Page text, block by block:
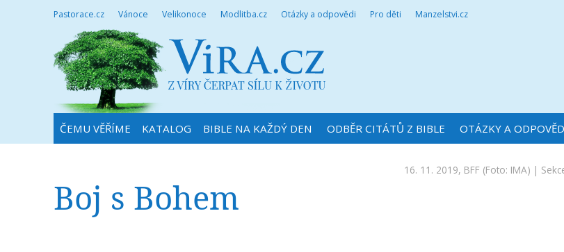
Pastorace.cz Vánoce Velikonoce Modlitba.cz Otázky a odpovědi Pro děti Manzelstvi.cz
ČEMU VĚŘÍME KATALOG BIBLE NA KAŽDÝ DEN ODBĚR CITÁTŮ Z BIBLE OTÁZKY A
16. 11. 2019, BFF (Foto: IMA) |
Boj s Bohem